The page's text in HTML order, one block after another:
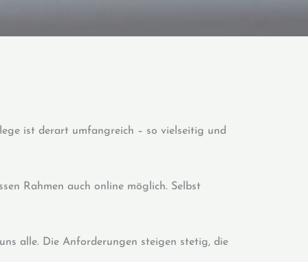
ist derart umfangreich – so vielseitig und
Rahmen auch online möglich. Selbst
alle. Die Anforderungen steigen stetig, die